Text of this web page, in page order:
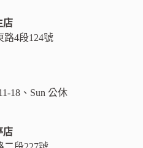
店
路4段124號
18、Sun 公休
店